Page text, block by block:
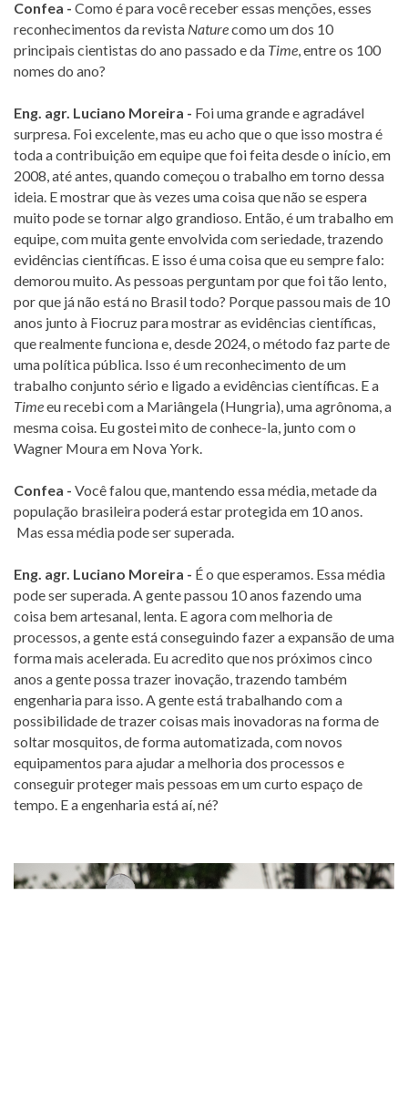
Confea - Como é para você receber essas menções, esses
reconhecimentos da revista Naturecomo um dos 10
principais cientistas do ano passado e da Time , entre os 100
nomes do ano?
Eng. agr. Luciano Moreira - Foi uma grande e agradável
surpresa. Foi excelente, mas eu acho que o que isso mostra é
toda a contribuição em equipe que foi feita desde o início, em
2008, até antes, quando começou o trabalho em torno dessa
ideia. E mostrar que às vezes uma coisa que não se espera
muito pode se tornar algo grandioso. Então, é um trabalho em
equipe, com muita gente envolvida com seriedade, trazendo
evidências científicas. E isso é uma coisa que eu sempre falo:
demorou muito. As pessoas perguntam por que foi tão lento,
por que já não está no Brasil todo? Porque passou mais de 10
anos junto à Fiocruz para mostrar as evidências científicas,
que realmente funciona e, desde 2024, o método faz parte de
uma política pública. Isso é um reconhecimento de um
trabalho conjunto sério e ligado a evidências científicas. E a
Timeeu recebi com a Mariângela (Hungria), uma agrônoma, a
mesma coisa. Eu gostei mito de conhece-la, junto com o
Wagner Moura em Nova York.
Confea - Você falou que, mantendo essa média, metade da
população brasileira poderá estar protegida em 10 anos.
Mas essa média pode ser superada.
Eng. agr. Luciano Moreira - É o que esperamos. Essa média
pode ser superada. A gente passou 10 anos fazendo uma
coisa bem artesanal, lenta. E agora com melhoria de
processos, a gente está conseguindo fazer a expansão de uma
forma mais acelerada. Eu acredito que nos próximos cinco
anos a gente possa trazer inovação, trazendo também
engenharia para isso. A gente está trabalhando com a
possibilidade de trazer coisas mais inovadoras na forma de
soltar mosquitos, de forma automatizada, com novos
equipamentos para ajudar a melhoria dos processos e
conseguir proteger mais pessoas em um curto espaço de
tempo. E a engenharia está aí, né?